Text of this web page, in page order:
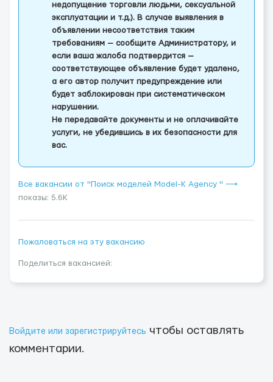
недопущение торговли людьми, сексуальной
эксплуатации и т.д.). В случае выявления в
объявлении несоответствия таким
требованиям — сообщите Администратору, и
если ваша жалоба подтвердится —
соответствующее объявление будет удалено,
а его автор получит предупреждение или
будет заблокирован при систематическом
нарушении.
Не передавайте документы и не оплачивайте
услуги, не убедившись в их безопасности для
вас.
Все вакансии от "Поиск моделей Model-K Agency " ⟶
показы: 5.6K
Пожаловаться на эту вакансию
Поделиться вакансией:
Войдите или зарегистрируйтесь чтобы оставлять
комментарии.